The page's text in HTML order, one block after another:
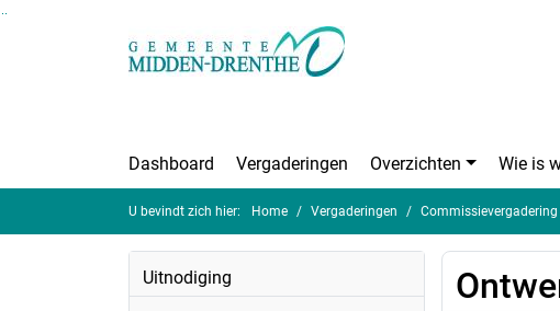
Dashboard Vergaderingen Overzichten Wie is
U bevindt zich hier: Home Vergaderingen
Uitnodiging